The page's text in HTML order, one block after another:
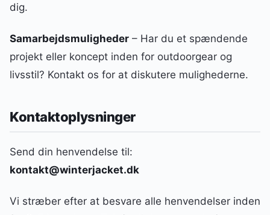
dig.
Samarbejdsmuligheder – Har du et spændende
projekt eller koncept inden for outdoorgear og
livsstil? Kontakt os for at diskutere mulighederne.
Kontaktoplysninger
Send din henvendelse til:
kontakt@winterjacket.dk
Vi stræber efter at besvare alle henvendelser inden